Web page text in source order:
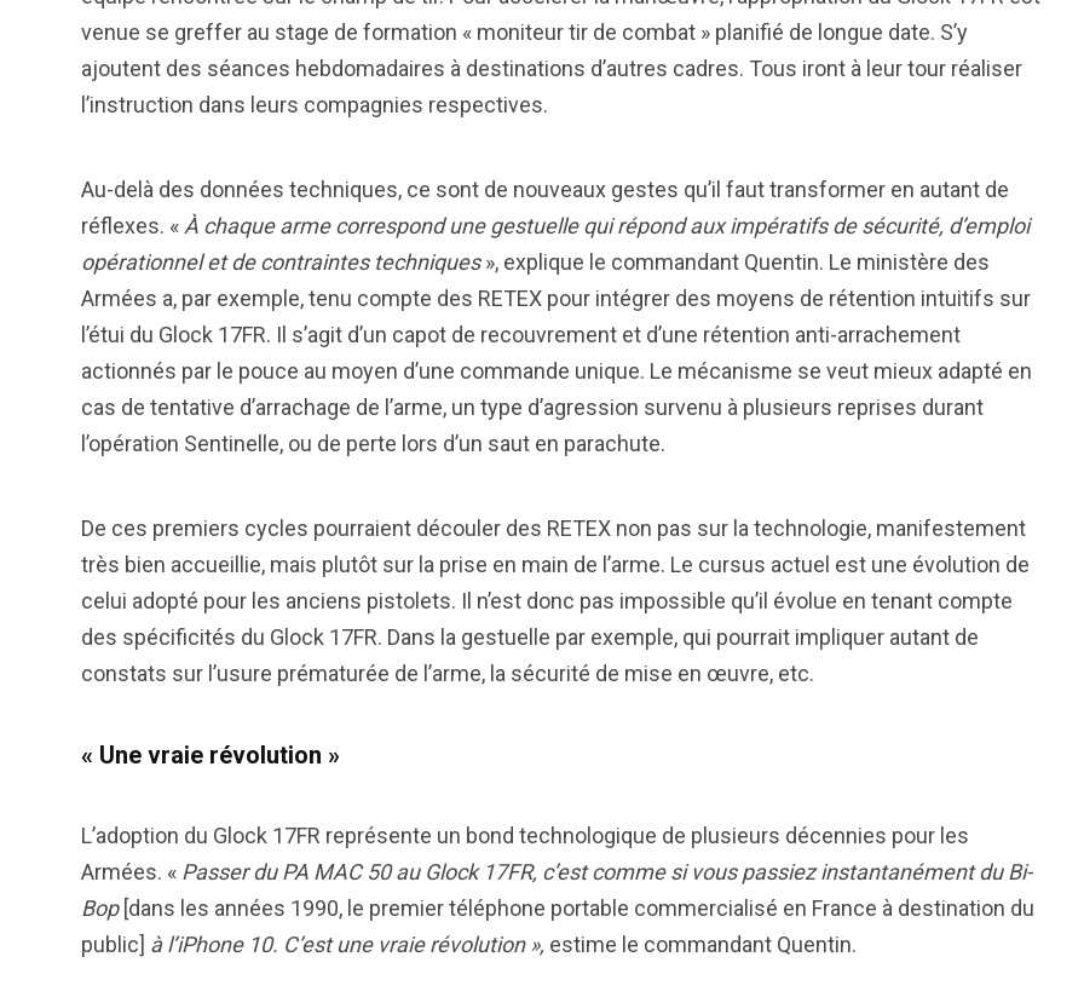
venue se greffer au stage de formation « moniteur tir de combat » planifié de longue date. S’y
ajoutent des séances hebdomadaires à destinations d’autres cadres. Tous iront à leur tour réaliser
l’instruction dans leurs compagnies respectives.
Au-delà des données techniques, ce sont de nouveaux gestes qu’il faut transformer en autant de
réflexes. « À chaque arme correspond une gestuelle qui répond aux impératifs de sécurité, d’emploi
opérationnel et de contraintes techniques», explique le commandant Quentin. Le ministère des
Armées a, par exemple, tenu compte des RETEX pour intégrer des moyens de rétention intuitifs sur
l’étui du Glock 17FR. Il s’agit d’un capot de recouvrement et d’une rétention anti-arrachement
actionnés par le pouce au moyen d’une commande unique. Le mécanisme se veut mieux adapté en
cas de tentative d’arrachage de l’arme, un type d’agression survenu à plusieurs reprises durant
l’opération Sentinelle, ou de perte lors d’un saut en parachute.
De ces premiers cycles pourraient découler des RETEX non pas sur la technologie, manifestement
très bien accueillie, mais plutôt sur la prise en main de l’arme. Le cursus actuel est une évolution de
celui adopté pour les anciens pistolets. Il n’est donc pas impossible qu’il évolue en tenant compte
des spécificités du Glock 17FR. Dans la gestuelle par exemple, qui pourrait impliquer autant de
constats sur l’usure prématurée de l’arme, la sécurité de mise en œuvre, etc.
« Une vraie révolution »
L’adoption du Glock 17FR représente un bond technologique de plusieurs décennies pour les
Armées. « Passer du PA MAC 50 au Glock 17FR, c’est comme si vous passiez instantanément du Bi-
Bop[dans les années 1990, le premier téléphone portable commercialisé en France à destination du
public] à l’iPhone 10. C’est une vraie révolution », estime le commandant Quentin.